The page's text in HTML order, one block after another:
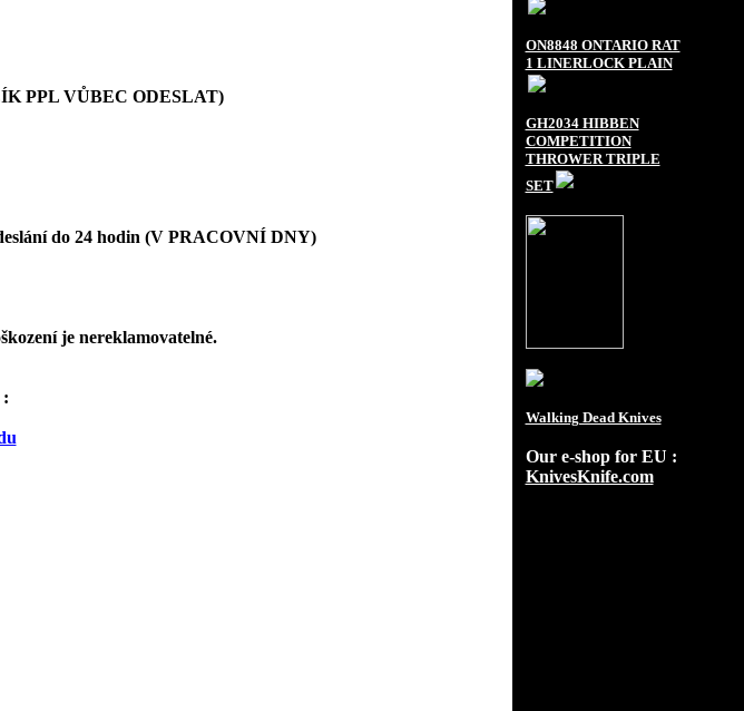
PPL VŮBEC ODESLAT)
do 24 hodin (V PRACOVNÍ DNY)
je nereklamovatelné.
:
ON8848 ONTARIO RAT
1 LINERLOCK PLAIN
GH2034 HIBBEN
COMPETITION
THROWER TRIPLE
SET
Walking Dead Knives
Our e-shop for EU :
KnivesKnife.com